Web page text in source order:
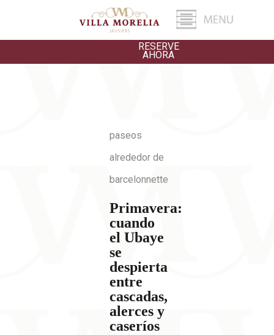
RESERVE
AHORA
paseos
alrededor de
barcelonnette
Primavera:
cuando
el Ubaye
se
despierta
entre
cascadas,
alerces y
caseríos